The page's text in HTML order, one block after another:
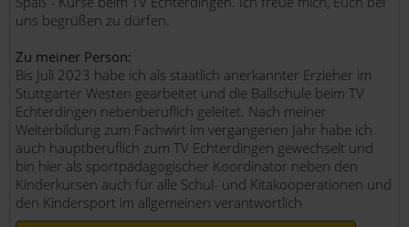
uns begrüßen zu dürfen.
Zu meiner Person:
Bis Juli 2023 habe ich als staatlich anerkannter Erzieher im
Stuttgarter Westen gearbeitet und die Ballschule beim TV
Echterdingen nebenberuflich geleitet. Nach meiner
Weiterbildung zum Fachwirt im vergangenen Jahr habe ich
auch hauptberuflich zum TV Echterdingen gewechselt und
bin hier als sportpädagogischer Koordinator neben den
Kinderkursen auch für alle Schul- und Kitakooperationen und
den Kindersport im allgemeinen verantwortlich